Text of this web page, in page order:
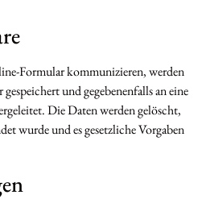
Formular kommunizieren, werden
und gegebenenfalls an eine
Die Daten werden gelöscht,
wurde und es gesetzliche Vorgaben